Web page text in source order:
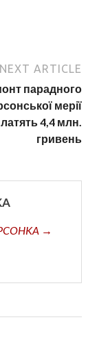
NEXT ARTICLE
парадного
мерії
4,4 млн.
гривень
→